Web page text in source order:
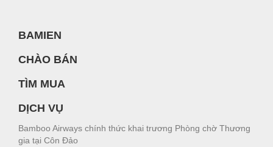
BAMIEN
CHÀO BÁN
TÌM MUA
DỊCH VỤ
Bamboo Airways chính thức khai trương Phòng chờ Thương
gia tại Côn Đảo